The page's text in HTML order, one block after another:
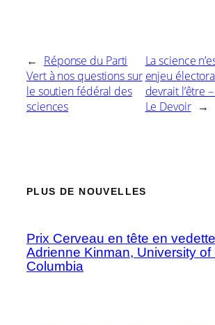
← Réponse du Parti
Vert à nos questions sur
le soutien fédéral des
sciences
La science
enjeu
devrait l’être
Le Devoir →
PLUS DE NOUVELLES
Prix Cerveau en tête en
Adrienne Kinman, University of
Columbia